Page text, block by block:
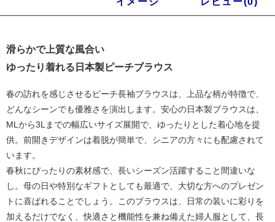
滑らかで上質な風合い
ゆったり着れる日本製ピーチブラウス
春の訪れを感じさせるピーチ長袖ブラウスは、上品な柄が特徴で、
どんなシーンでも優雅さを演出します。安心の日本製ブラウスは、
MLから3Lまでの幅広いサイズ展開で、ゆったりとした着心地を提
供。前開きデザインは着脱が簡単で、シニアの方々にも配慮されて
います。
春秋にぴったりの素材感で、長いシーズン活躍すること間違いな
し。母の日や特別なギフトとしても最適で、大切な方へのプレゼン
トに喜ばれることでしょう。このブラウスは、日常の装いに彩りを
加えるだけでなく、快適さと機能性を兼ね備えた婦人服として、長